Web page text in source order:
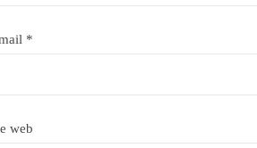
*
web